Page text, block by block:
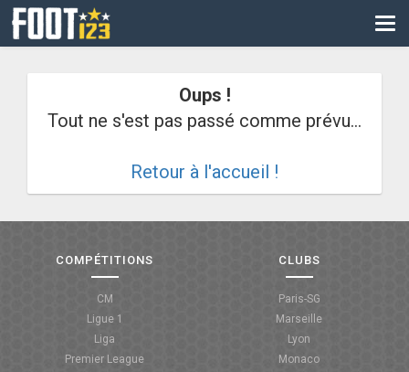
CM
COUPE DE FRANCE
Oups !
Tout ne s'est pas passé comme prévu...
Retour à l'accueil !
COMPÉTITIONS
CM
Ligue 1
Liga
Premier League
CLUBS
Paris-SG
Marseille
Lyon
Monaco